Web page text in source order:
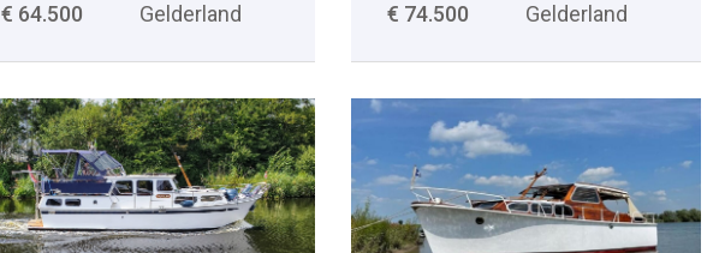
€ 64.500 Gelderland € 74.500 Gelderland